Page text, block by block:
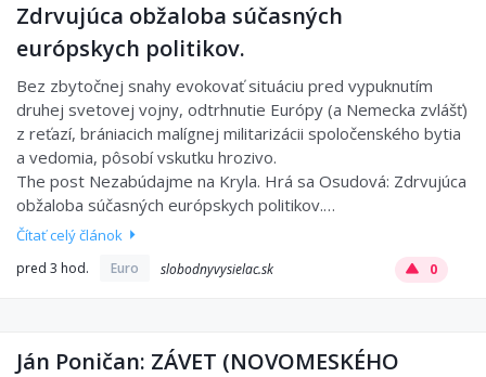
Zdrvujúca obžaloba súčasných
európskych politikov.
Bez zbytočnej snahy evokovať situáciu pred vypuknutím
druhej svetovej vojny, odtrhnutie Európy (a Nemecka zvlášť)
z reťazí, brániacich malígnej militarizácii spoločenského bytia
a vedomia, pôsobí vskutku hrozivo.
The post Nezabúdajme na Kryla. Hrá sa Osudová: Zdrvujúca
obžaloba súčasných európskych politikov.…
Čítať celý článok
pred 3 hod. Euro slobodnyvysielac.sk 0
Ján Poničan: ZÁVET (NOVOMESKÉHO